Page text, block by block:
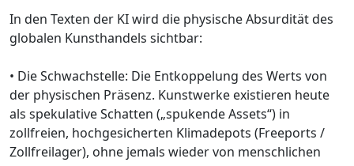
In den Texten der KI wird die physische Absurdität des
globalen Kunsthandels sichtbar:
• Die Schwachstelle: Die Entkoppelung des Werts von
der physischen Präsenz. Kunstwerke existieren heute
als spekulative Schatten („spukende Assets“) in
zollfreien, hochgesicherten Klimadepots (Freeports /
Zollfreilager), ohne jemals wieder von menschlichen